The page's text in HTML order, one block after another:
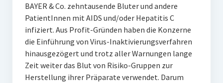
BAYER & Co. zehntausende Bluter und andere
PatientInnen mit AIDS und/oder Hepatitis C
infiziert. Aus Profit-Gründen haben die Konzerne
die Einführung von Virus-Inaktivierungsverfahren
hinausgezögert und trotz aller Warnungen lange
Zeit weiter das Blut von Risiko-Gruppen zur
Herstellung ihrer Präparate verwendet. Darum